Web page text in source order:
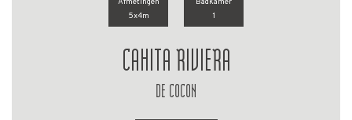
5x4m
1
CAHITA RIVIERA
DE COCON